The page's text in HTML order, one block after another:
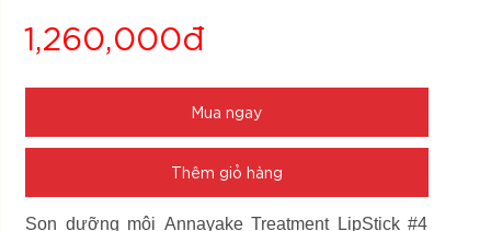
1,260,000đ
Mua ngay
Thêm giỏ hàng
Son dưỡng môi Annayake Treatment LipStick #4